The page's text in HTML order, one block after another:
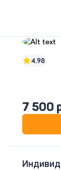
4.98
7 500